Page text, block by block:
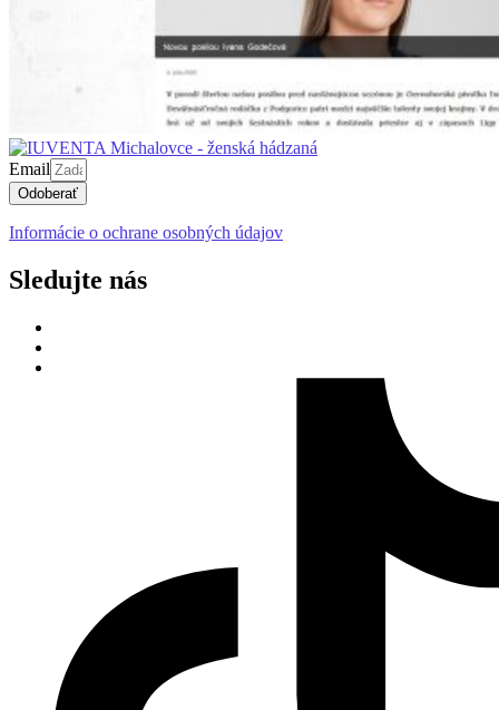
Email
Odoberať
Informácie o ochrane osobných údajov
Sledujte nás